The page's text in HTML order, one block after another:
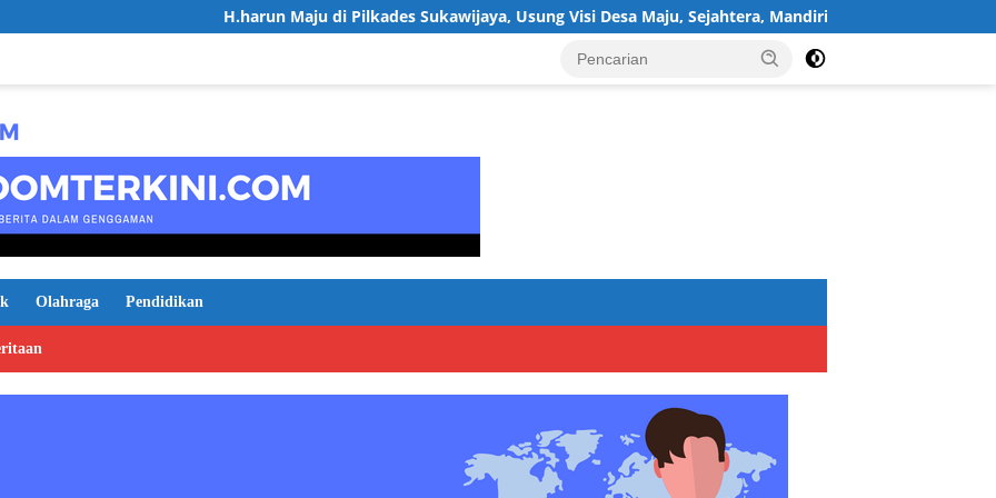
H.harun Maju di Pilkades Sukawijaya, Usung Visi Desa Maju, Sejahtera, Mandiri, dan Religius Bangun Sukawijaya
Olahraga Pendidikan